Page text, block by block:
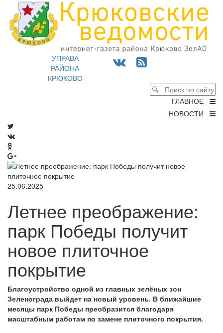
УПРАВА
РАЙОНА
КРЮКОВО
ГЛАВНОЕ
НОВОСТИ
25.06.2025
Летнее преображение:
парк Победы получит
новое плиточное
покрытие
Благоустройство одной из главных зелёных зон
Зеленограда выйдет на новый уровень. В ближайшие
месяцы парк Победы преобразится благодаря
масштабным работам по замене плиточного покрытия.